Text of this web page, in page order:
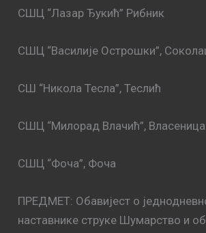
СШЦ “Лазар Ђукић” Рибник
СШЦ “Василије Острошки”,
СШ “Никола Тесла”, Теслић
СШЦ “Милорад Влачић”, Власеница
СШЦ “Фоча”, Фоча
ПРЕДМЕТ: Обавијест о
наставнике струке Шумарство и